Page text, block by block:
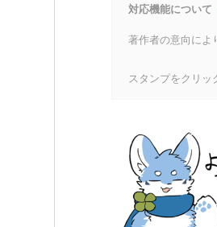
対応機能について
著作者の意向によ
スタンプをクリッ